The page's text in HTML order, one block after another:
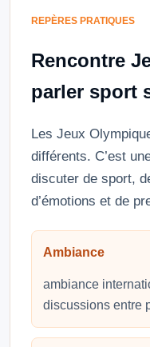
REPÈRES PRATIQUES
Rencontre
parler sport
Les Jeux
différents. C’est
discuter de sport,
d’émotions et de
Ambiance
ambiance
discussions entre